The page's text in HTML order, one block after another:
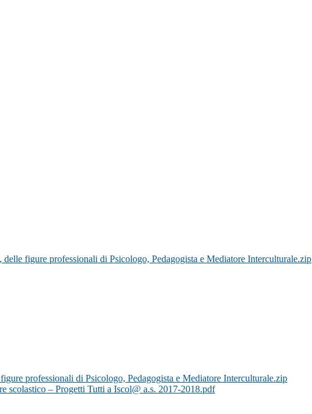
figure professionali di Psicologo, Pedagogista e Mediatore Interculturale.zip
professionali di Psicologo, Pedagogista e Mediatore Interculturale.zip
scolastico – Progetti Tutti a Iscol@ a.s. 2017-2018.pdf